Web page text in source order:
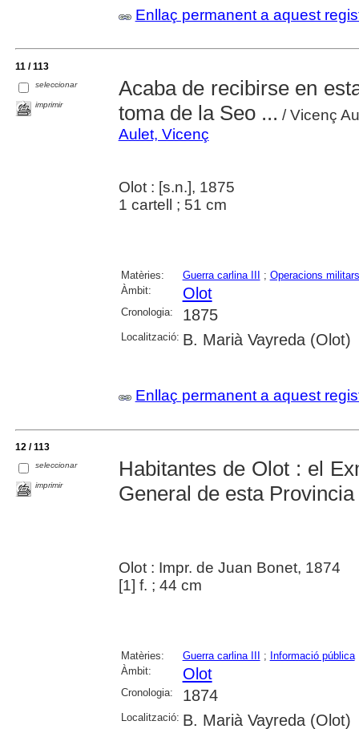
Enllaç permanent a aquest
11 / 113
seleccionar
imprimir
Acaba de recibirse en
toma de la Seo ... / Vicenç
Aulet, Vicenç
Olot : [s.n.], 1875
1 cartell ; 51 cm
Matèries: Guerra carlina III ; Operacions militars
Àmbit:
Olot
Cronologia: 1875
Localització: B. Marià Vayreda (Olot)
Enllaç permanent a aquest
12 / 113
seleccionar
imprimir
Habitantes de Olot : el
General de esta Provincia
Olot : Impr. de Juan Bonet, 1874
[1] f. ; 44 cm
Matèries: Guerra carlina III ; Informació pública
Àmbit:
Olot
Cronologia: 1874
Localització: B. Marià Vayreda (Olot)